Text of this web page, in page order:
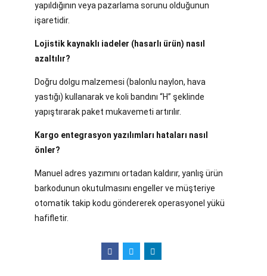
yapıldığının veya pazarlama sorunu olduğunun
işaretidir.
Lojistik kaynaklı iadeler (hasarlı ürün) nasıl
azaltılır?
Doğru dolgu malzemesi (balonlu naylon, hava
yastığı) kullanarak ve koli bandını “H” şeklinde
yapıştırarak paket mukavemeti artırılır.
Kargo entegrasyon yazılımları hataları nasıl
önler?
Manuel adres yazımını ortadan kaldırır, yanlış ürün
barkodunun okutulmasını engeller ve müşteriye
otomatik takip kodu göndererek operasyonel yükü
hafifletir.